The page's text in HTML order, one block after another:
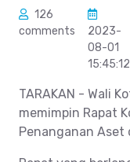
126
comments
2023-
08-01
15:45:12
TARAKAN - Wali
memimpin Rapat
Penanganan Aset